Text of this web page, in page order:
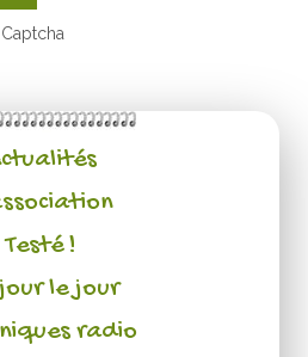
Testé !
le jour
radio